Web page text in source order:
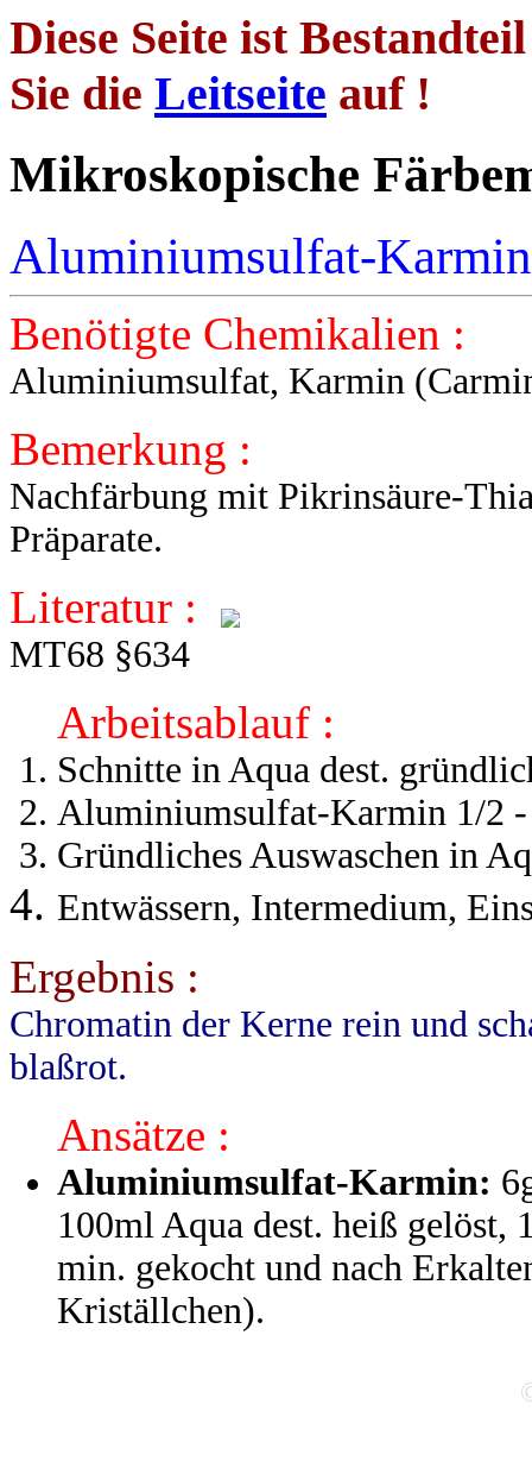
Diese Seite ist
Sie die Leitseite auf !
Mikroskopische
Aluminiumsulfat-
Benötigte Chemikalien :
Aluminiumsulfat, Karmin
Bemerkung :
Nachfärbung mit Pikrinsäure-
Präparate.
Literatur :
MT68 §634
Arbeitsablauf :
Schnitte in Aqua dest.
Aluminiumsulfat-Karmin 1/2
Gründliches Auswaschen in
Entwässern, Intermedium,
Ergebnis :
Chromatin der Kerne rein und
blaßrot.
Ansätze :
Aluminiumsulfat-Karmin:
100ml Aqua dest. heiß gelöst,
min. gekocht und nach
Kriställchen).